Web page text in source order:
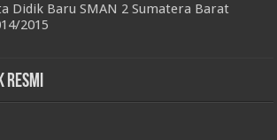
Didik Baru SMAN 2 Sumatera Barat
2015
Resmi